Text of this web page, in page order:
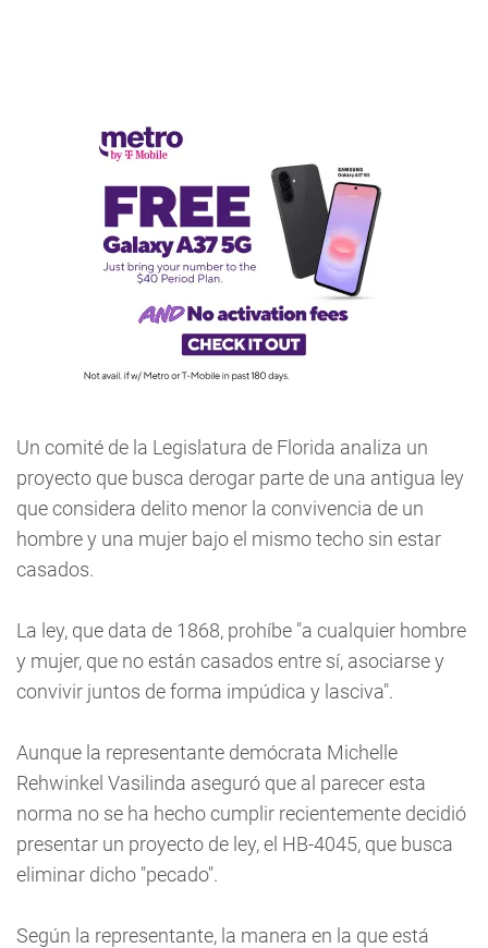
Un comité de la Legislatura de Florida analiza un
proyecto que busca derogar parte de una antigua ley
que considera delito menor la convivencia de un
hombre y una mujer bajo el mismo techo sin estar
casados.
La ley, que data de 1868, prohíbe "a cualquier hombre
y mujer, que no están casados entre sí, asociarse y
convivir juntos de forma impúdica y lasciva".
Aunque la representante demócrata Michelle
Rehwinkel Vasilinda aseguró que al parecer esta
norma no se ha hecho cumplir recientemente decidió
presentar un proyecto de ley, el HB-4045, que busca
eliminar dicho "pecado".
Según la representante, la manera en la que está